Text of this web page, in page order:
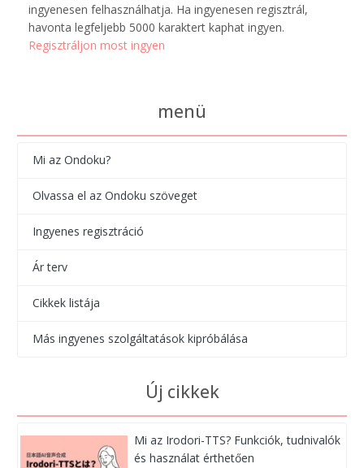
ingyenesen felhasználhatja. Ha ingyenesen regisztrál,
havonta legfeljebb 5000 karaktert kaphat ingyen.
Regisztráljon most ingyen
menü
Mi az Ondoku?
Olvassa el az Ondoku szöveget
Ingyenes regisztráció
Ár terv
Cikkek listája
Más ingyenes szolgáltatások kipróbálása
Új cikkek
Mi az Irodori-TTS? Funkciók, tudnivalók
és használat érthetően